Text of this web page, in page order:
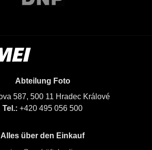
Abteilung Foto
587, 500 11 Hradec Králové
Tel.: +420 495 056 500
Alles über den Einkauf